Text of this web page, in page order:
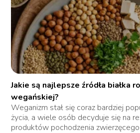
Jakie są najlepsze źródła białka
wegańskiej?
Weganizm stał się coraz bardziej
życia, a wiele osób decyduje się na
produktów pochodzenia